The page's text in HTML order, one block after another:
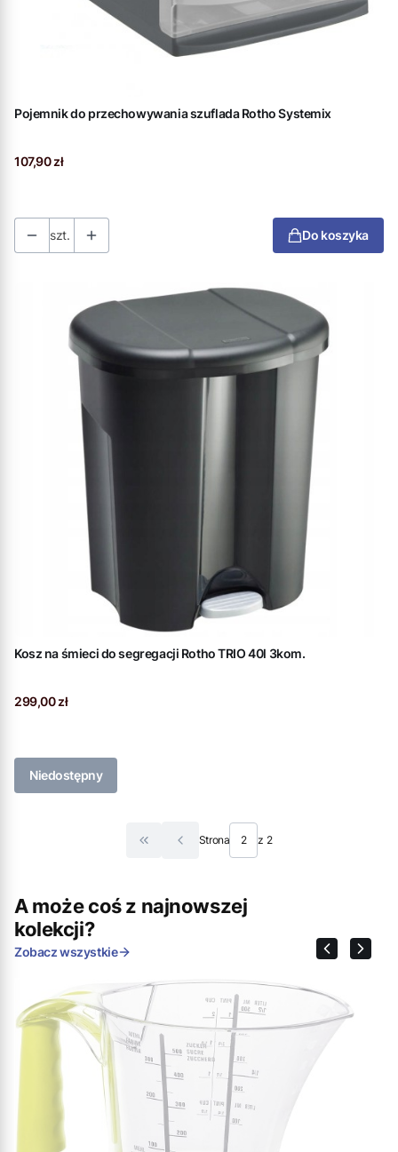
Pojemnik do przechowywania szuflada Rotho Systemix
Cena
107,90 zł
szt. Do koszyka
Kosz na śmieci do segregacji Rotho TRIO 40l 3kom.
Cena
299,00 zł
Niedostępny
Wróć do pierwszej strony z produktami
Strona z 2
A może coś z najnowszej
kolekcji?
Zobacz wszystkie